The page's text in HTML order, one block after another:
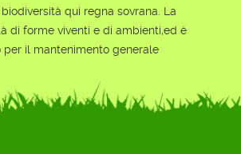
qui regna sovrana. La
di forme viventi e di ambienti,ed è
per il mantenimento generale